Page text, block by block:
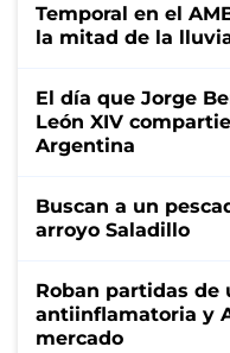
Temporal en el
la mitad de la
El día que Jorge
León XIV
Argentina
Buscan a un
arroyo Saladillo
Roban partidas de
antiinflamatoria y
mercado